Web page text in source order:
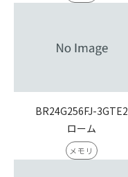
BR24G256FJ-3GTE2
ローム
メモリ